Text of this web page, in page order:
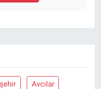
Avcılar